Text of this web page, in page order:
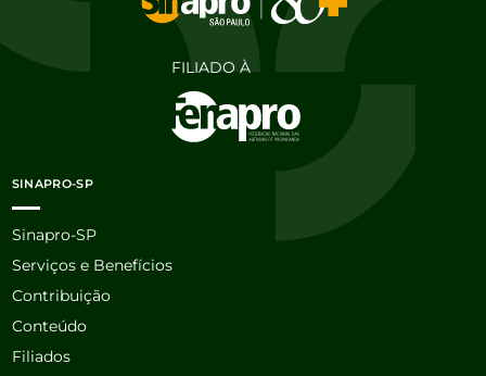
FILIADO À
SINAPRO-SP
Sinapro-SP
Serviços e Benefícios
Contribuição
Conteúdo
Filiados